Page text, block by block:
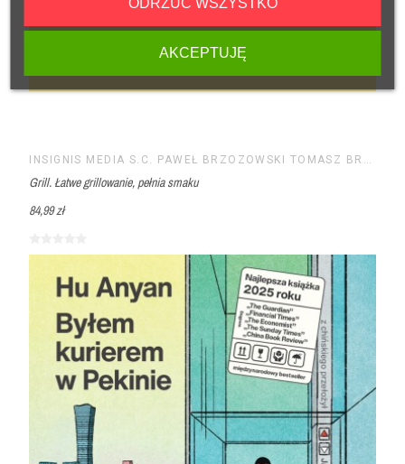
INSIGNIS MEDIA S.C. PAWEŁ BRZOZOWSKI TOMASZ BRZOZOWSKI
Grill. Łatwe grillowanie, pełnia smaku
84,99 zł
AKCEPTUJĘ